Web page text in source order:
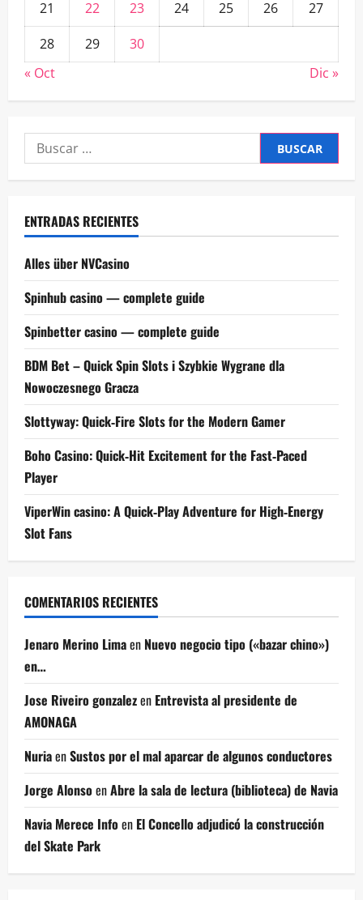
21 22 23 24 25 26
27
28
29
30
« Oct
Dic »
Buscar:
ENTRADAS RECIENTES
Alles über NVCasino
Spinhub casino — complete guide
Spinbetter casino — complete guide
BDM Bet – Quick Spin Slots i Szybkie Wygrane dla
Nowoczesnego Gracza
Slottyway: Quick‑Fire Slots for the Modern Gamer
Boho Casino: Quick‑Hit Excitement for the Fast‑Paced
Player
ViperWin casino: A Quick‑Play Adventure for High‑Energy
Slot Fans
COMENTARIOS RECIENTES
Jenaro Merino Limaen Nuevo negocio tipo («bazar chino»)
en…
Jose Riveiro gonzalezen Entrevista al presidente de
AMONAGA
NuriaenSustos por el mal aparcar de algunos conductores
Jorge AlonsoenAbre la sala de lectura (biblioteca) de Navia
Navia Merece Infoen El Concello adjudicó la construcción
del Skate Park